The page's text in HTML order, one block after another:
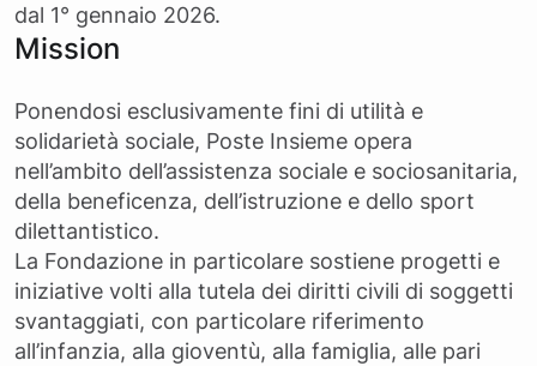
dal 1° gennaio 2026.
Mission
Ponendosi esclusivamente fini di utilità e
solidarietà sociale, Poste Insieme opera
nell’ambito dell’assistenza sociale e sociosanitaria,
della beneficenza, dell’istruzione e dello sport
dilettantistico.
La Fondazione in particolare sostiene progetti e
iniziative volti alla tutela dei diritti civili di soggetti
svantaggiati, con particolare riferimento
all’infanzia, alla gioventù, alla famiglia, alle pari